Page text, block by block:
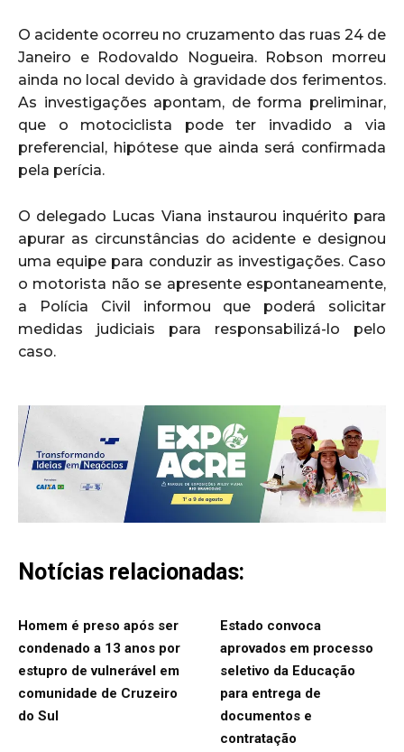
O acidente ocorreu no cruzamento das ruas 24 de
Janeiro e Rodovaldo Nogueira. Robson morreu
ainda no local devido à gravidade dos ferimentos.
As investigações apontam, de forma preliminar,
que o motociclista pode ter invadido a via
preferencial, hipótese que ainda será confirmada
pela perícia.
O delegado Lucas Viana instaurou inquérito para
apurar as circunstâncias do acidente e designou
uma equipe para conduzir as investigações. Caso
o motorista não se apresente espontaneamente,
a Polícia Civil informou que poderá solicitar
medidas judiciais para responsabilizá-lo pelo
caso.
Notícias relacionadas:
Homem é preso após ser
condenado a 13 anos por
estupro de vulnerável em
comunidade de Cruzeiro
do Sul
Estado convoca
aprovados em processo
seletivo da Educação
para entrega de
documentos e
contratação